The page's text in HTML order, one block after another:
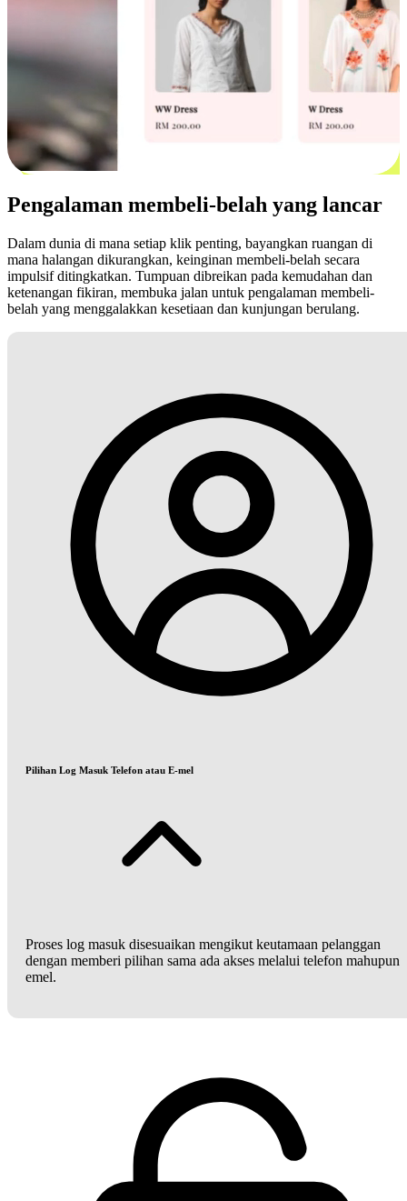
Pengalaman membeli-belah yang lancar
Dalam dunia di mana setiap klik penting, bayangkan ruangan di
mana halangan dikurangkan, keinginan membeli-belah secara
impulsif ditingkatkan. Tumpuan dibreikan pada kemudahan dan
ketenangan fikiran, membuka jalan untuk pengalaman membeli-
belah yang menggalakkan kesetiaan dan kunjungan berulang.
Pilihan Log Masuk Telefon atau E-mel
Proses log masuk disesuaikan mengikut keutamaan pelanggan
dengan memberi pilihan sama ada akses melalui telefon mahupun
emel.